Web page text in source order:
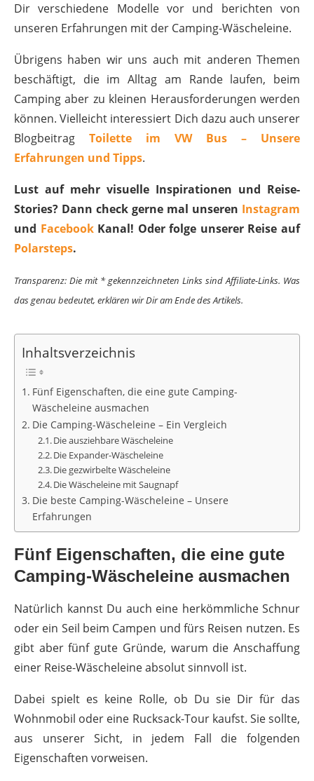
Dir verschiedene Modelle vor und berichten von
unseren Erfahrungen mit der Camping-Wäscheleine.
Übrigens haben wir uns auch mit anderen Themen
beschäftigt, die im Alltag am Rande laufen, beim
Camping aber zu kleinen Herausforderungen werden
können. Vielleicht interessiert Dich dazu auch unserer
Blogbeitrag Toilette im VW Bus – Unsere
Erfahrungen und Tipps.
Lust auf mehr visuelle Inspirationen und Reise-
Stories? Dann check gerne mal unseren Instagram
und FacebookKanal! Oder folge unserer Reise auf
Polarsteps.
Transparenz: Die mit * gekennzeichneten Links sind Affiliate-Links. Was
das genau bedeutet, erklären wir Dir am Ende des Artikels.
Inhaltsverzeichnis
Fünf Eigenschaften, die eine gute Camping-
Wäscheleine ausmachen
Die Camping-Wäscheleine – Ein Vergleich
Die ausziehbare Wäscheleine
Die Expander-Wäscheleine
Die gezwirbelte Wäscheleine
Die Wäscheleine mit Saugnapf
Die beste Camping-Wäscheleine – Unsere
Erfahrungen
Fünf Eigenschaften, die eine gute
Camping-Wäscheleine ausmachen
Natürlich kannst Du auch eine herkömmliche Schnur
oder ein Seil beim Campen und fürs Reisen nutzen. Es
gibt aber fünf gute Gründe, warum die Anschaffung
einer Reise-Wäscheleine absolut sinnvoll ist.
Dabei spielt es keine Rolle, ob Du sie Dir für das
Wohnmobil oder eine Rucksack-Tour kaufst. Sie sollte,
aus unserer Sicht, in jedem Fall die folgenden
Eigenschaften vorweisen.